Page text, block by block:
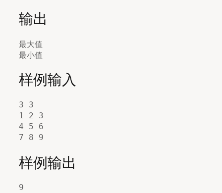
输出
最大值
最小值
样例输入
3 3
1 2 3
4 5 6
样例输出
9